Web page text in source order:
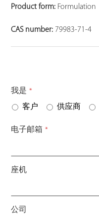
Product form: Formulation
CAS number: 79983-71-4
我是 *
客户 供应商
电子邮箱 *
座机
公司